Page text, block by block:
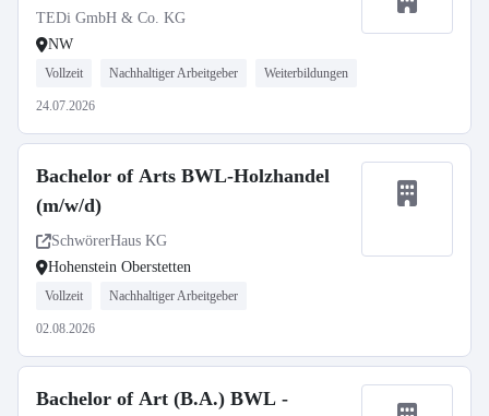
TEDi GmbH & Co. KG
NW
Vollzeit Nachhaltiger Arbeitgeber Weiterbildungen
24.07.2026
Bachelor of Arts BWL-Holzhandel
(m/w/d)
SchwörerHaus KG
Hohenstein Oberstetten
Vollzeit Nachhaltiger Arbeitgeber
02.08.2026
Bachelor of Art (B.A.) BWL -